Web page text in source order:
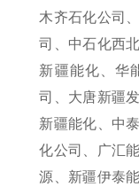
木齐石化公司
司、中石化西
新疆能化、华
司、大唐新疆
新疆能化、中
化公司、广汇
源、新疆伊泰